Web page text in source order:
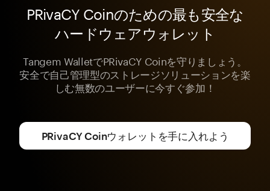
PRivaCY Coinのための最も安全な
ハードウェアウォレット
Tangem WalletでPRivaCY Coinを守りましょう。
安全で自己管理型のストレージソリューションを楽
しむ無数のユーザーに今すぐ参加！
PRivaCY Coinウォレットを手に入れよう